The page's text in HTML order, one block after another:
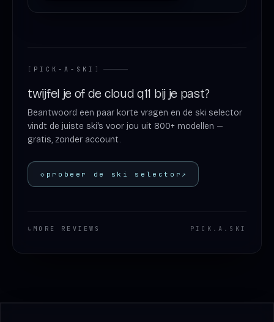
[ PICK-A-SKI ]
twijfel je of de cloud q11 bij je past?
Beantwoord een paar korte vragen en de ski selector
vindt de juiste ski's voor jou uit 800+ modellen —
gratis, zonder account.
◇ probeer de ski selector ↗
↳ MORE REVIEWS PICK . A . SKI